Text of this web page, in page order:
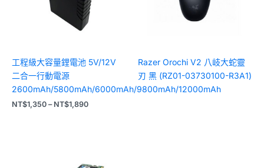
工程級大容量鋰電池 5V/12V
二合一行動電源
2600mAh/5800mAh/6000mAh/9800mAh/12000mAh
NT$1,350 – NT$1,890
Razer Orochi V2 八岐大蛇靈
刃 黑 (RZ01-03730100-R3A1)